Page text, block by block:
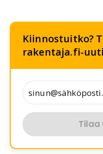
Kiinnostuitko?
rakentaja.fi-
Tilaa